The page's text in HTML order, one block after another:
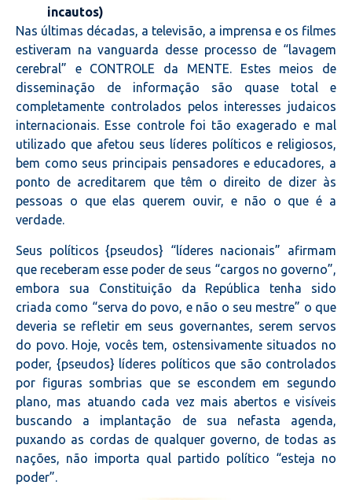
incautos)
Nas últimas décadas, a televisão, a imprensa e os filmes
estiveram na vanguarda desse processo de “lavagem
cerebral” e CONTROLE da MENTE. Estes meios de
disseminação de informação são quase total e
completamente controlados pelos interesses judaicos
internacionais. Esse controle foi tão exagerado e mal
utilizado que afetou seus líderes políticos e religiosos,
bem como seus principais pensadores e educadores, a
ponto de acreditarem que têm o direito de dizer às
pessoas o que elas querem ouvir, e não o que é a
verdade.
Seus políticos {pseudos} “líderes nacionais” afirmam
que receberam esse poder de seus “cargos no governo”,
embora sua Constituição da República tenha sido
criada como “serva do povo, e não o seu mestre” o que
deveria se refletir em seus governantes, serem servos
do povo. Hoje, vocês tem, ostensivamente situados no
poder, {pseudos} líderes políticos que são controlados
por figuras sombrias que se escondem em segundo
plano, mas atuando cada vez mais abertos e visíveis
buscando a implantação de sua nefasta agenda,
puxando as cordas de qualquer governo, de todas as
nações, não importa qual partido político “esteja no
poder”.